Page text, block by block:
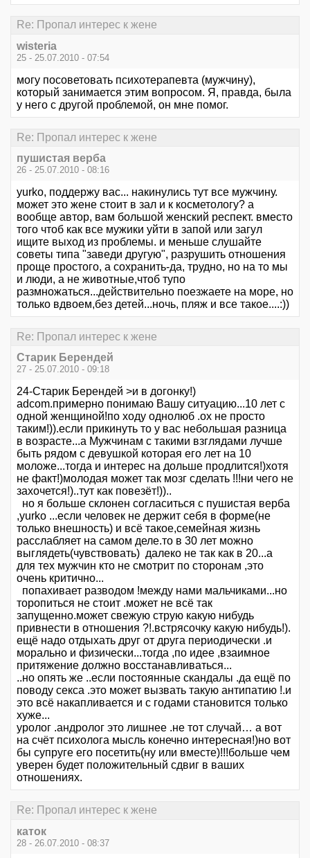
Re: Пропал интерес к жене
wisteria
25 - 25.07.2010 - 07:54
могу посоветовать психотерапевта (мужчину),
который занимается этим вопросом. Я, правда, была
у него с другой проблемой, он мне помог.
Re: Пропал интерес к жене
пушистая верба
26 - 25.07.2010 - 08:16
yurko, поддержу вас... накинулись тут все мужчину.
может это жене стоит в зал и к косметологу? а
вообще автор, вам большой женский респект. вместо
того чтоб как все мужики уйти в запой или загул
ищите выход из проблемы. и меньше слушайте
советы типа "заведи другую", разрушить отношения
проще простого, а сохранить-да, трудно, но на то мы
и люди, а не животные,чтоб тупо
размножаться...действительно поезжаете на море, но
только вдвоем,без детей...ночь, пляж и все такое....:))
Re: Пропал интерес к жене
Старик Берендей
27 - 25.07.2010 - 09:18
24-Старик Берендей >и в догонку!)
adcom.примерно понимаю Вашу ситуацию...10 лет с
одной женщиной!по ходу однолюб .ох не просто
таким!)).если прикинуть то у вас небольшая разница
в возрасте...а Мужчинам с такими взглядами лучше
быть рядом с девушкой которая его лет на 10
моложе...тогда и интерес на дольше продлится!)хотя
не факт!)молодая может так мозг сделать !!!ни чего не
захочется!)..тут как повезёт!))..
но я больше склонен согласиться с пушистая верба
,yurko ...если человек не держит себя в форме(не
только внешность) и всё такое,семейная жизнь
расслабляет на самом деле.то в 30 лет можно
выглядеть(чувствовать) далеко не так как в 20...а
для тех мужчин кто не смотрит по сторонам ,это
очень критично...
попахивает разводом !между нами мальчиками...но
торопиться не стоит .может не всё так
запущенно.может свежую струю какую нибудь
привнести в отношения ?!.встрясочку какую нибудь!).
ещё надо отдыхать друг от друга периодически .и
морально и физически...тогда ,по идее ,взаимное
притяжение должно восстанавливаться...
..но опять же ..если постоянные скандалы .да ещё по
поводу секса .это может вызвать такую антипатию !.и
это всё накапливается и с годами становится только
хуже...
уролог .андролог это лишнее .не тот случай… а вот
на счёт психолога мысль конечно интересная!)но вот
бы супруге его посетить(ну или вместе)!!!больше чем
уверен будет положительный сдвиг в ваших
отношениях.
Re: Пропал интерес к жене
каток
28 - 26.07.2010 - 08:37